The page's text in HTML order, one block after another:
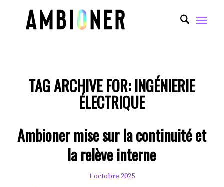
TAG ARCHIVE FOR:INGÉNIERIE
ÉLECTRIQUE
Ambioner mise sur la continuité et
la relève interne
1 octobre 2025